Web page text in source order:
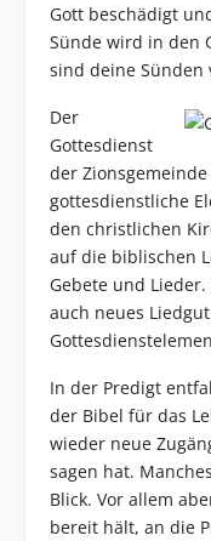
Gott beschädigt
Sünde wird in den
sind deine Sünden
Der
Gottesdienst
der
gottesdienstliche
den christlichen
auf die biblischen
Gebete und
auch neues
In der Predigt
der Bibel für das
wieder neue
sagen hat.
Blick. Vor allem
bereit hält, an die